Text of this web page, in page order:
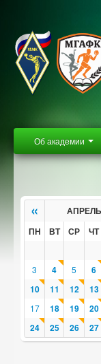
Об академии
«
ПН ВТ СР ЧТ
3 4 5 6
10
11 12 13
17
18 19 20
24 25 26 27